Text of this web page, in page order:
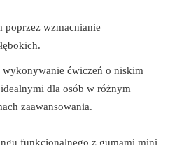
poprzez wzmacnianie
ćwiczeń o niskim
dla osób w różnym
zaawansowania.
funkcjonalnego z gumami mini